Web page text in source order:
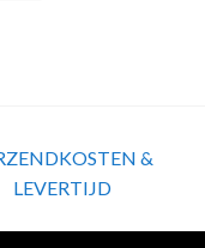
&
LEVERTIJD